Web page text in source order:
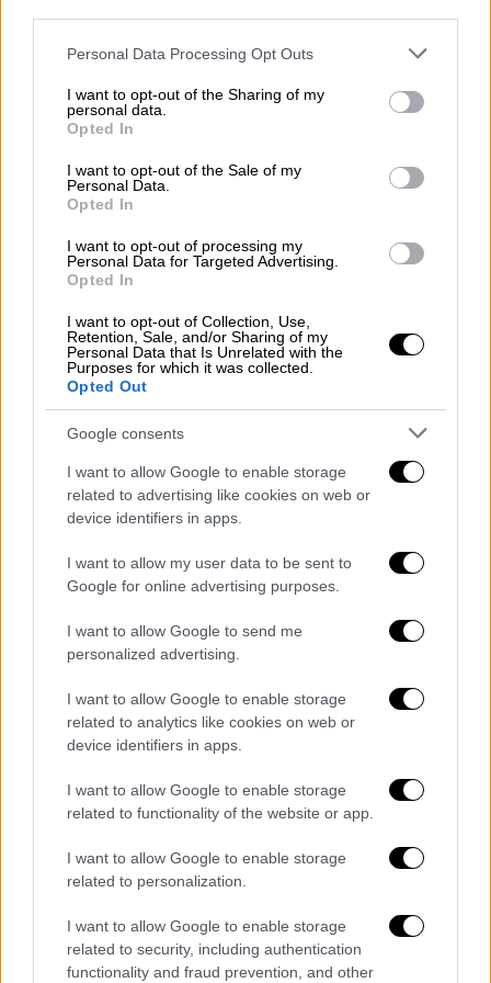
Please note that this website/app uses one or more Google
not limited to your visit or usage behaviour. You may click to
grant or deny consent to Google and its third-party tags to
use your data for below specified purposes in below Google
consent section.
Personal Data Processing Opt Outs
I want to opt-out of the Sharing of my
personal data.
Opted In
I want to opt-out of the Sale of my
Personal Data.
Opted In
I want to opt-out of processing my
Personal Data for Targeted Advertising.
Opted In
I want to opt-out of Collection, Use,
Retention, Sale, and/or Sharing of my
Personal Data that Is Unrelated with the
Purposes for which it was collected.
Opted Out
Google consents
I want to allow Google to enable storage
related to advertising like cookies on web or
device identifiers in apps.
I want to allow my user data to be sent to
Google for online advertising purposes.
I want to allow Google to send me
personalized advertising.
I want to allow Google to enable storage
related to analytics like cookies on web or
device identifiers in apps.
I want to allow Google to enable storage
related to functionality of the website or app.
I want to allow Google to enable storage
related to personalization.
I want to allow Google to enable storage
related to security, including authentication
functionality and fraud prevention, and other
εκτιμηθεί σωστά ο κίνδυνος», αποφάσισε να
αναβάλει τον διαστημικό περίπατο.
NASA received a debris notification
for the space station. Due to the lack
risk it could pose to the astronauts,
teams have decided to delay the Nov.
30 spacewalk until more information
is available.
pic.twitter.com/swj5hqusSo
— International Space Station
(@Space_Station)
2021
Εκείνη τη στιγμή δεν ήταν σαφές αν η
προειδοποίηση σχετιζόταν με τα διαστημικά
σκουπίδια που δημιουργήθηκαν από μια
ρωσική δοκιμή αντιδορυφορικής
οποία ανάγκασε τα μέλη του πληρώματος
του Διεθνούς Διαστημικού Σταθμού να
μπουν στο διαστημόπλοιο για ασφάλεια.
Ο εξήμισι ωρών διαστημικός περίπατος
Πέμπτη, με τους αστροναύτες της NASA
Τόμας Μάρσμπερν και Κέιλα Μπάρον να
αντικαθιστούν μια προβληματική κεραία
επικοινωνιών και να επιτυγχάνουν άλλες
ΔΙΑΒΑΣΤΕ ΕΠΙΣΗΣ